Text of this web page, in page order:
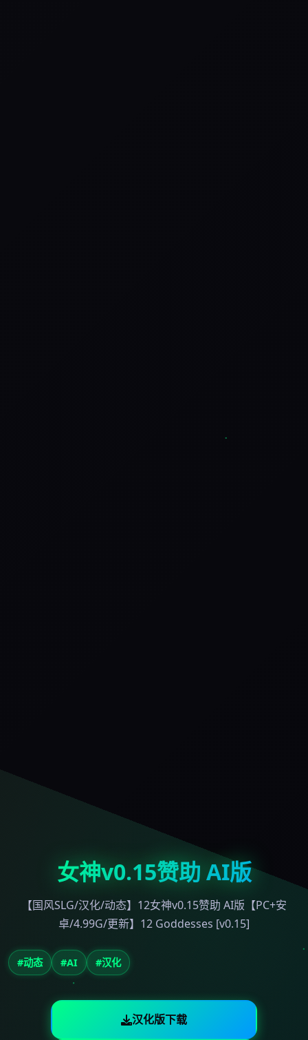
女神v0.15赞助 AI版
【国风SLG/汉化/动态】12女神v0.15赞助 AI版【PC+安
卓/4.99G/更新】12 Goddesses [v0.15]
#动态 #AI #汉化
汉化版下载